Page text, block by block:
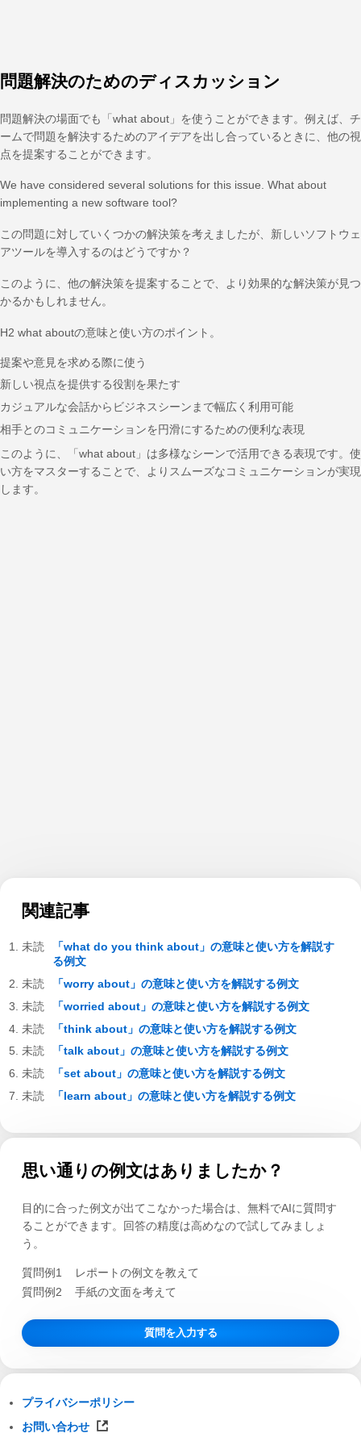
問題解決のためのディスカッション
問題解決の場面でも「what about」を使うことができます。例えば、チ
ームで問題を解決するためのアイデアを出し合っているときに、他の視
点を提案することができます。
We have considered several solutions for this issue. What about
implementing a new software tool?
この問題に対していくつかの解決策を考えましたが、新しいソフトウェ
アツールを導入するのはどうですか？
このように、他の解決策を提案することで、より効果的な解決策が見つ
かるかもしれません。
H2 what aboutの意味と使い方のポイント。
提案や意見を求める際に使う
新しい視点を提供する役割を果たす
カジュアルな会話からビジネスシーンまで幅広く利用可能
相手とのコミュニケーションを円滑にするための便利な表現
このように、「what about」は多様なシーンで活用できる表現です。使
い方をマスターすることで、よりスムーズなコミュニケーションが実現
します。
関連記事
「what do you think about」の意味と使い方を解説す
る例文
「worry about」の意味と使い方を解説する例文
「worried about」の意味と使い方を解説する例文
「think about」の意味と使い方を解説する例文
「talk about」の意味と使い方を解説する例文
「set about」の意味と使い方を解説する例文
「learn about」の意味と使い方を解説する例文
思い通りの例文はありましたか？
目的に合った例文が出てこなかった場合は、無料でAIに質問す
ることができます。回答の精度は高めなので試してみましょ
う。
質問例1
レポートの例文を教えて
質問例2
手紙の文面を考えて
質問を入力する
プライバシーポリシー
お問い合わせ